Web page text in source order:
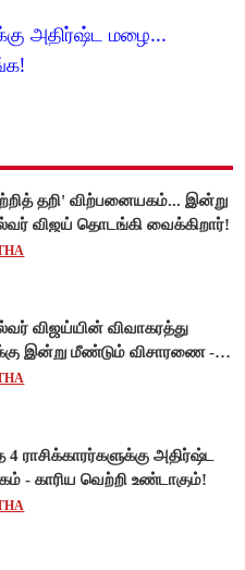
அதிர்ஷ்ட மழை...
தறி' விற்பனையகம்... இன்று
விஜய் தொடங்கி வைக்கிறார்!
விஜய்யின் விவாகரத்து
இன்று மீண்டும் விசாரணை -
விசாரணை நிராகரிப்பு...
ராசிக்காரர்களுக்கு அதிர்ஷ்ட
- காரிய வெற்றி உண்டாகும்!